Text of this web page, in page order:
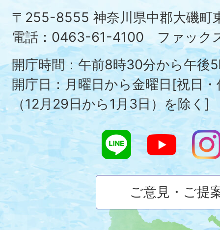
磯
町
〒255-8555 神奈川県中郡大磯
電話：0463-61-4100 ファック
開庁時間：午前8時30分から午後
開庁日：月曜日から金曜日[祝日
（12月29日から1月3日）を除く]
ご意見・ご提